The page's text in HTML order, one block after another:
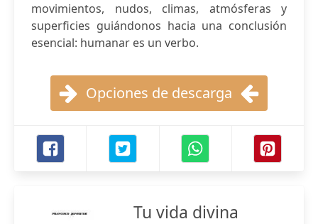
movimientos, nudos, climas, atmósferas y
superficies guiándonos hacia una conclusión
esencial: humanar es un verbo.
Opciones de descarga
Tu vida divina